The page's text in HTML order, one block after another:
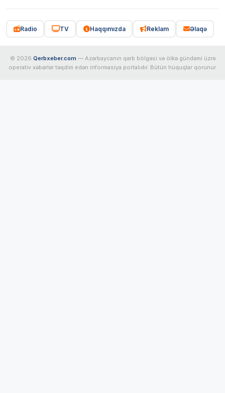
Radio TV Haqqımızda Reklam Əlaqə
© 2026 Qerbxeber.com — Azərbaycanın qərb bölgəsi və ölkə gündəmi üzrə
operativ xəbərlər təqdim edən informasiya portalıdır. Bütün hüquqlar qorunur.